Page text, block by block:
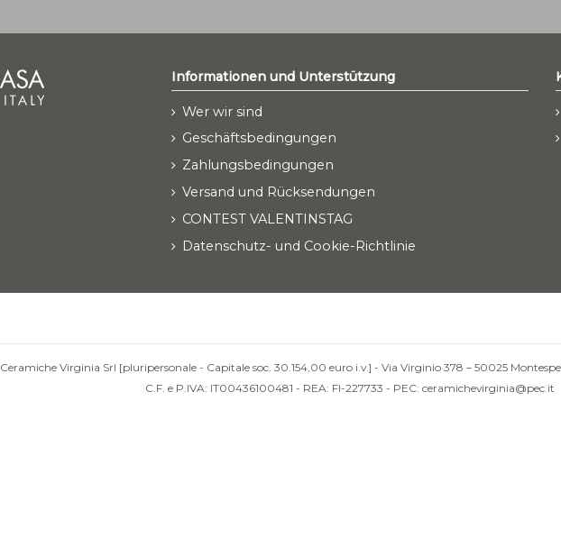
Informationen und Unterstützung
Wer wir sind
Geschäftsbedingungen
Zahlungsbedingungen
Versand und Rücksendungen
CONTEST VALENTINSTAG
Datenschutz- und Cookie-Richtlinie
Ceramiche Virginia Srl [pluripersonale - Capitale soc. 30.154,00 euro i.v.] - Via Virginio 378 – 50025
C.F. e P.IVA: IT00436100481 - REA: FI-227733 - PEC: ceramichevirginia@pec.it